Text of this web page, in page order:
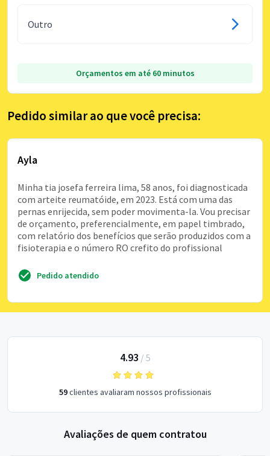
Outro
Orçamentos em até 60 minutos
Pedido similar ao que você precisa:
Ayla
Minha tia josefa ferreira lima, 58 anos, foi diagnosticada
com arteite reumatóide, em 2023. Está com uma das
pernas enrijecida, sem poder movimenta-la. Vou precisar
de orçamento, preferencialmente, em papel timbrado,
com relatório dos benefícios que serão produzidos com a
fisioterapia e o número RO crefito do profissional
Pedido atendido
4.93 / 5
59clientes avaliaram nossos profissionais
Avaliações de quem contratou